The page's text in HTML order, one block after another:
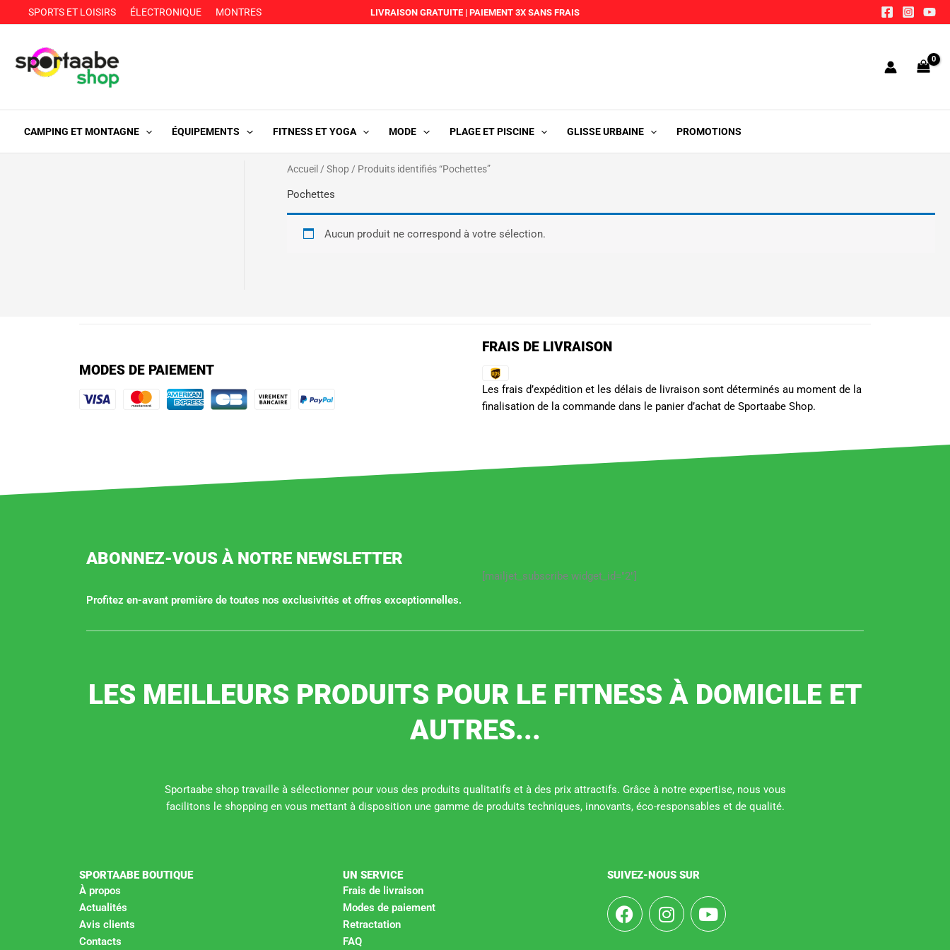
au
SPORTS ET LOISIRS ÉLECTRONIQUE MONTRES LIVRAISON GRATUITE | PAIEMENT 3X SANS FRAIS
CAMPING ET MONTAGNE ÉQUIPEMENTS FITNESS ET YOGA MODE PLAGE ET PISCINE GLISSE URBAINE PROMOTIONS
Accueil / Shop / Produits identifiés “Pochettes”
Pochettes
Aucun produit ne correspond à votre sélection.
MODES DE PAIEMENT
FRAIS DE LIVRAISON
Les frais d’expédition et les délais de livraison sont déterminés au moment de la
finalisation de la commande dans le panier d’achat de Sportaabe Shop.
ABONNEZ-VOUS À NOTRE NEWSLETTER
Profitez en-avant première de toutes nos exclusivités et offres exceptionnelles.
[mailjet_subscribe widget_id="2"]
LES MEILLEURS PRODUITS POUR LE FITNESS À DOMICILE ET
AUTRES...
Sportaabe shop travaille à sélectionner pour vous des produits qualitatifs et à des prix attractifs. Grâce à notre expertise, nous vous
facilitons le shopping en vous mettant à disposition une gamme de produits techniques, innovants, éco-responsables et de qualité.
SPORTAABE BOUTIQUE
À propos
Actualités
Avis clients
Contacts
UN SERVICE
Frais de livraison
Modes de paiement
Retractation
FAQ
SUIVEZ-NOUS SUR
F
a
I
n
Y
o